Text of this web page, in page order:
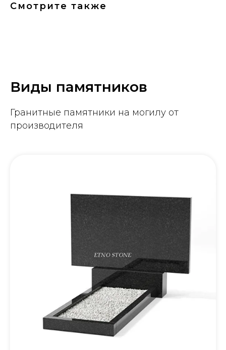
Смотрите также
Виды памятников
Гранитные памятники на могилу от
производителя